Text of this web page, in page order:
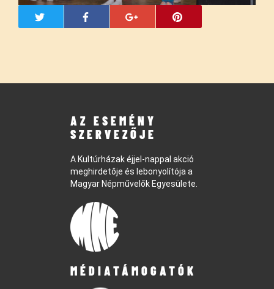
AZ ESEMÉNY
SZERVEZŐJE
A Kultúrházak éjjel-nappal akció
meghirdetője és lebonyolítója a
Magyar Népművelők Egyesülete.
MÉDIATÁMOGATÓK